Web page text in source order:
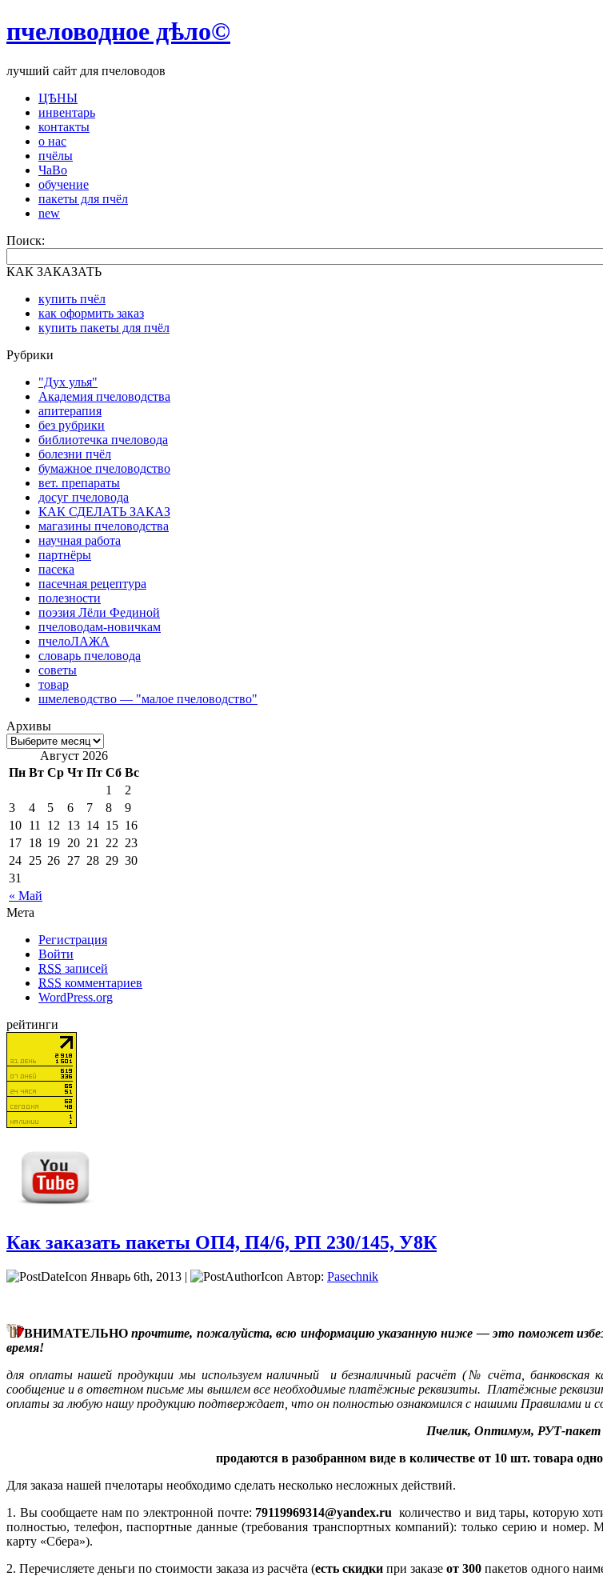
пчеловодное дѣло©
лучший сайт для пчеловодов
ЦѢНЫ
инвентарь
контакты
о нас
пчёлы
ЧаВо
обучение
пакеты для пчёл
new
Поиск:
КАК ЗАКАЗАТЬ
купить пчёл
как оформить заказ
купить пакеты для пчёл
Рубрики
"Дух улья"
Академия пчеловодства
апитерапия
без рубрики
библиотечка пчеловода
болезни пчёл
бумажное пчеловодство
вет. препараты
досуг пчеловода
КАК СДЕЛАТЬ ЗАКАЗ
магазины пчеловодства
научная работа
партнёры
пасека
пасечная рецептура
полезности
поэзия Лёли Фединой
пчеловодам-новичкам
пчелоЛАЖА
словарь пчеловода
советы
товар
шмелеводство — "малое пчеловодство"
Архивы
Август 2026
Пн Вт Ср Чт Пт Сб Вс
« Май
1
2
3
4 5 6 7 8
9
10 11 12 13 14 15 16
17 18 19 20 21 22 23
24 25 26 27 28 29 30
31
Мета
Регистрация
Войти
RSS записей
RSS комментариев
WordPress.org
рейтинги
Как заказать пакеты ОП4, П4/6, РП 230/145, У8К
Январь 6th, 2013 | Автор: Pasechnik
ВНИМАТЕЛЬНОпрочтите, пожалуйста, всю информацию указанную ниже — это поможет
время!
для оплаты нашей продукции мы используем наличный и безналичный расчёт (№ счёта,
сообщение и в ответном письме мы вышлем все необходимые платёжные реквизиты. Платёжные
оплаты за любую нашу продукцию подтверждает, что он полностью ознакомился с нашими Правилами и
Пчелик, Оптимум, РУТ-пакет
продаются в разобранном виде в количестве от 10 шт. товара
Для заказа нашей пчелотары необходимо сделать несколько несложных действий.
1. Вы сообщаете нам по электронной почте: 79119969314@yandex.ru количество и вид тары, которую
полностью, телефон, паспортные данные (требования транспортных компаний): только серию и
карту «Сбера»).
2. Перечисляете деньги по стоимости заказа из расчёта (есть скидки при заказе от 300 пакетов одного